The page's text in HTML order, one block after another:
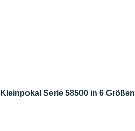
Kleinpokal Serie 58500 in 6 Größen